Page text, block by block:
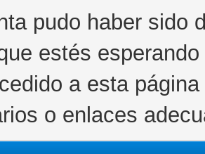
pudo haber sido
estés
a esta
o enlaces